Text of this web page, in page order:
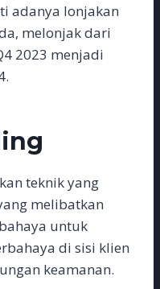
adanya lonjakan
melonjak dari
2023 menjadi
teknik yang
melibatkan
untuk
di sisi klien
keamanan.